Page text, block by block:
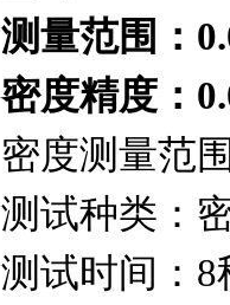
测量范围：
密度精度：
密度测量范
测试种类：
测试时间： 8